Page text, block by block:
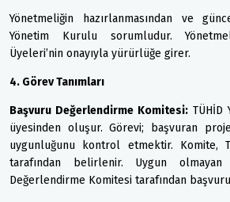
Yönetmeliğin hazırlanmasından ve
Yönetim Kurulu sorumludur.
Üyeleri’nin onayıyla yürürlüğe girer.
4. Görev Tanımları
Başvuru Değerlendirme Komitesi: TÜHİD
üyesinden oluşur. Görevi; başvuran
uygunluğunu kontrol etmektir. Komite,
tarafından belirlenir. Uygun olmayan
Değerlendirme Komitesi tarafından